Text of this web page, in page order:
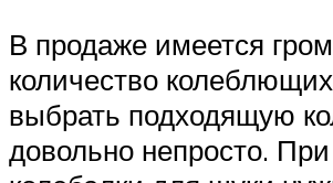
В продаже имеется
количество
выбрать подходящую
довольно непросто.